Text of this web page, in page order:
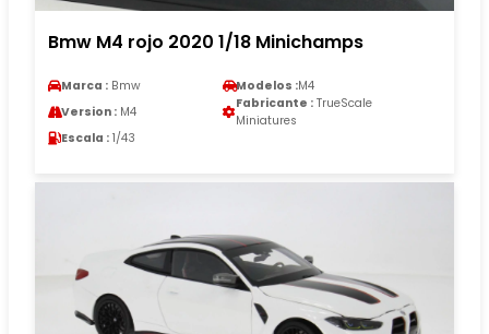
Bmw M4 rojo 2020 1/18 Minichamps
Marca : Bmw Modelos :M4
Version : M4
Fabricante : TrueScale
Miniatures
Escala : 1/43